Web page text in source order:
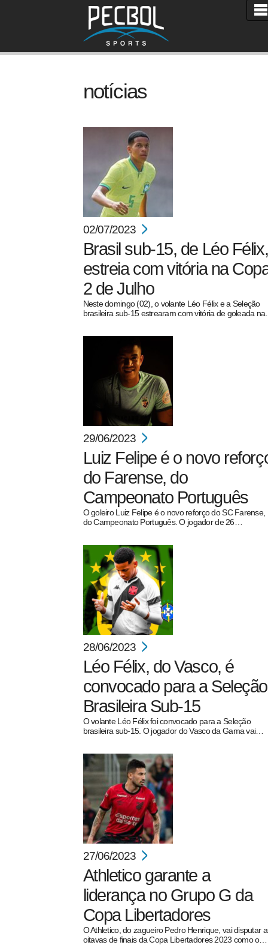
pecbol.com
notícias
02/07/2023
Brasil sub-15, de Léo Félix,
estreia com vitória na
2 de Julho
Neste domingo (02), o volante Léo Félix e a Seleção
brasileira sub-15 estrearam com vitória de goleada
29/06/2023
Luiz Felipe é o novo
do Farense, do
Campeonato Português
O goleiro Luiz Felipe é o novo reforço do SC Farense,
do Campeonato Português. O jogador de 26…
28/06/2023
Léo Félix, do Vasco, é
convocado para a Seleção
Brasileira Sub-15
O volante Léo Félix foi convocado para a Seleção
brasileira sub-15. O jogador do Vasco da Gama vai…
27/06/2023
Athletico garante a
liderança no Grupo G da
Copa Libertadores
O Athletico, do zagueiro Pedro Henrique, vai disputar
oitavas de finais da Copa Libertadores 2023 como o…